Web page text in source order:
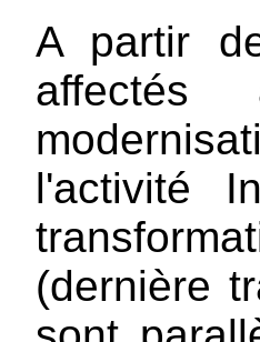
A partir
l'activité
(dernière